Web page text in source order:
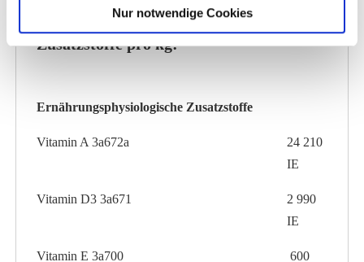
Nur notwendige Cookies
Zusatzstoffe pro kg:
Ernährungsphysiologische Zusatzstoffe
Vitamin A 3a672a
24 210
IE
Vitamin D3 3a671
2 990
IE
Vitamin E 3a700
600